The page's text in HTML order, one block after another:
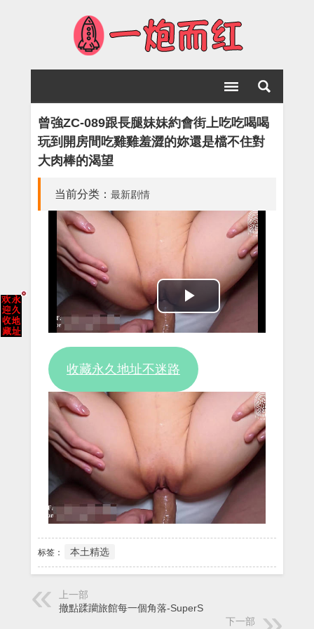
曾強ZC-089跟長腿妹妹約會街上吃吃喝喝
玩到開房間吃雞雞羞澀的妳還是檔不住對
大肉棒的渴望
当前分类： 最新剧情
Play
收藏永久地址不迷路
标签： 本土精选
上一部
撤點蹂躪旅館每一個角落-SuperS
下一部